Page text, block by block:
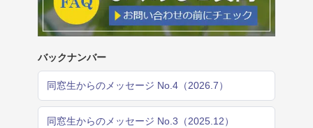
バックナンバー
同窓生からのメッセージ No.4（2026.7）
同窓生からのメッセージ No.3（2025.12）